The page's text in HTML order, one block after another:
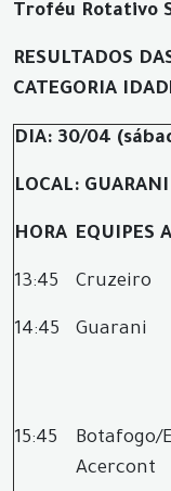
Troféu Rotativo
RESULTADOS
CATEGORIA
DIA: 30/04
LOCAL: GUARANI
HORA EQUIPES A
13:45 Cruzeiro
14:45 Guarani
15:45
Botafogo/
Acercont